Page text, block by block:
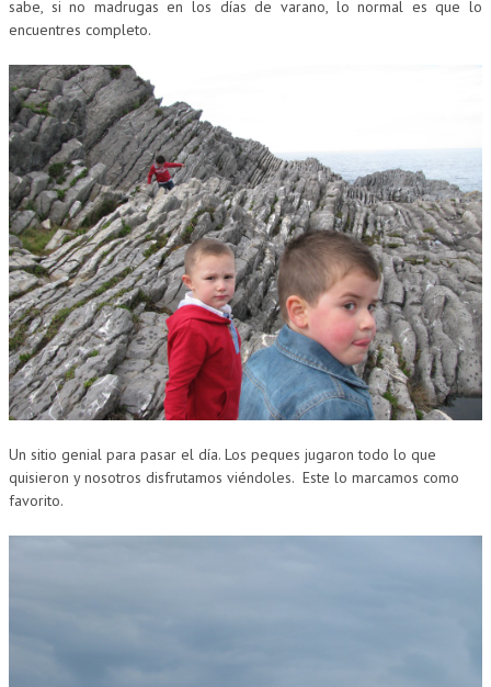
sabe, si no madrugas en los días de varano, lo normal es que lo
encuentres completo.
Un sitio genial para pasar el día. Los peques jugaron todo lo que
quisieron y nosotros disfrutamos viéndoles. Este lo marcamos como
favorito.